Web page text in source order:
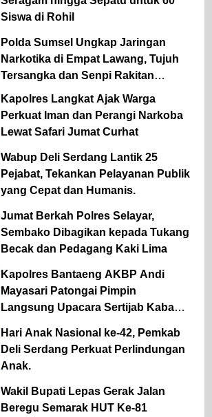
Siswa di Rohil
Polda Sumsel Ungkap Jaringan
Narkotika di Empat Lawang, Tujuh
Tersangka dan Senpi Rakitan
Diamankan
Kapolres Langkat Ajak Warga
Perkuat Iman dan Perangi Narkoba
Lewat Safari Jumat Curhat
Wabup Deli Serdang Lantik 25
Pejabat, Tekankan Pelayanan Publik
yang Cepat dan Humanis.
Jumat Berkah Polres Selayar,
Sembako Dibagikan kepada Tukang
Becak dan Pedagang Kaki Lima
Kapolres Bantaeng AKBP Andi
Mayasari Patongai Pimpin
Langsung Upacara Sertijab Kabag
Hari Anak Nasional ke-42, Pemkab
Deli Serdang Perkuat Perlindungan
Anak.
Wakil Bupati Lepas Gerak Jalan
Beregu Semarak HUT Ke-81